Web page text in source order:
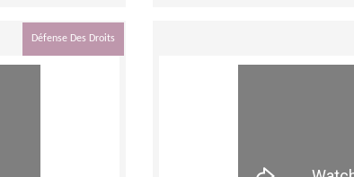
Défense Des Droits